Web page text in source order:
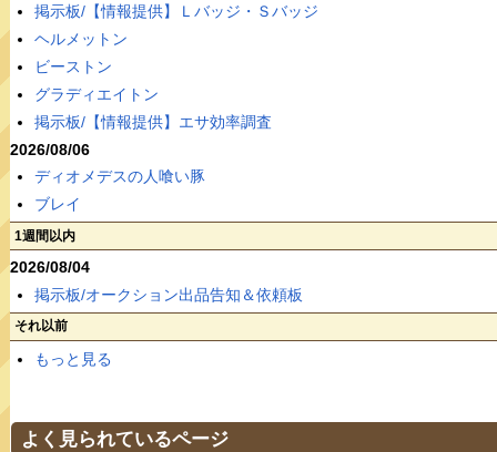
掲示板/【情報提供】Ｌバッジ・Ｓバッジ
ヘルメットン
ビーストン
グラディエイトン
掲示板/【情報提供】エサ効率調査
2026/08/06
ディオメデスの人喰い豚
ブレイ
1週間以内
2026/08/04
掲示板/オークション出品告知＆依頼板
それ以前
もっと見る
よく見られているページ